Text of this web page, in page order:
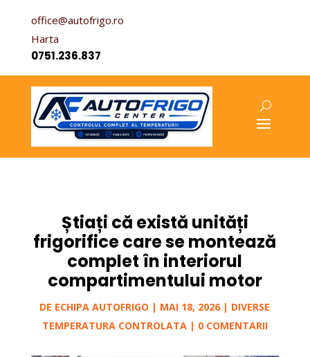
office@autofrigo.ro
Harta
0751.236.837
Știați că există unități
frigorifice care se montează
complet în interiorul
compartimentului motor
DE ECHIPA AUTOFRIGO | MAI 18, 2026 | DIVERSE
TEMPERATURA CONTROLATA| 0 COMENTARII